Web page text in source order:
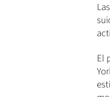
El